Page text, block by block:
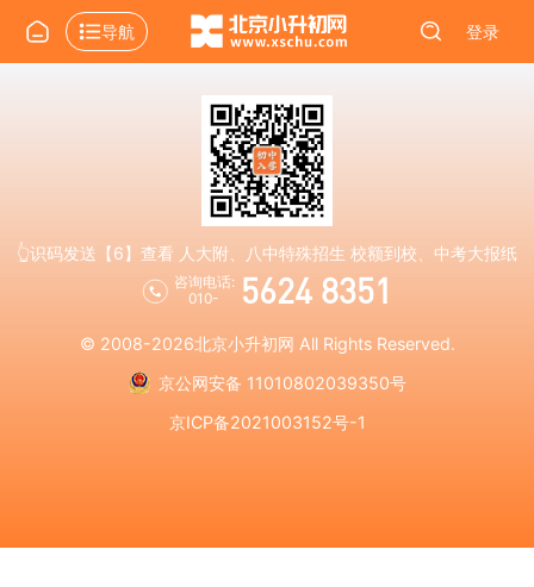
导航 登录
👆识码发送【6】查看 人大附、八中特殊招生 校额到校、中考大报纸
咨询电话:
010-
5624 8351
© 2008-2026北京小升初网 All Rights Reserved.
京公网安备 11010802039350号
京ICP备2021003152号-1